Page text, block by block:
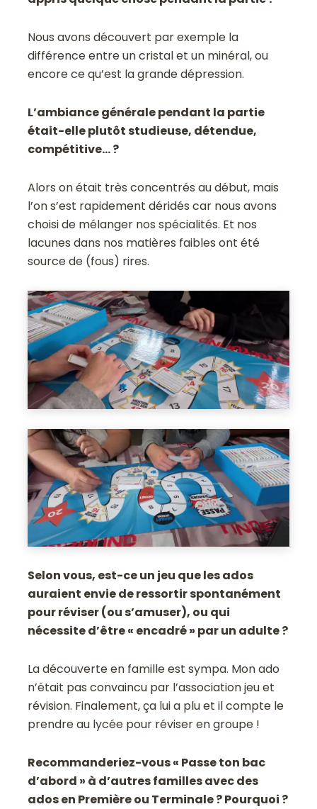
Nous avons découvert par exemple la
différence entre un cristal et un minéral, ou
encore ce qu’est la grande dépression.
L’ambiance générale pendant la partie
était-elle plutôt studieuse, détendue,
compétitive… ?
Alors on était très concentrés au début, mais
l’on s’est rapidement déridés car nous avons
choisi de mélanger nos spécialités. Et nos
lacunes dans nos matières faibles ont été
source de (fous) rires.
Selon vous, est-ce un jeu que les ados
auraient envie de ressortir spontanément
pour réviser (ou s’amuser), ou qui
nécessite d’être « encadré » par un adulte ?
La découverte en famille est sympa. Mon ado
n’était pas convaincu par l’association jeu et
révision. Finalement, ça lui a plu et il compte le
prendre au lycée pour réviser en groupe !
Recommanderiez-vous « Passe ton bac
d’abord » à d’autres familles avec des
ados en Première ou Terminale ? Pourquoi ?